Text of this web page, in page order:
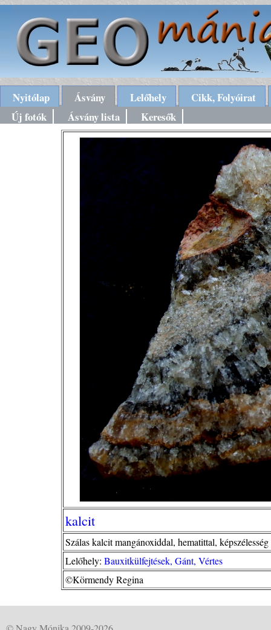
Nyitólap Ásvány Lelőhely
Cikk, Folyóirat
Új fotók
Ásvány lista Keresők
kalcit
Szálas kalcit mangánoxiddal, hematittal,
Lelőhely: Bauxitkülfejtések, Gánt, Vértes
©Körmendy Regina